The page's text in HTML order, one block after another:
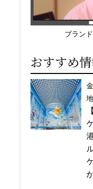
ブラン
おすすめ